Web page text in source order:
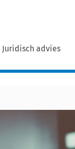
Juridisch advies